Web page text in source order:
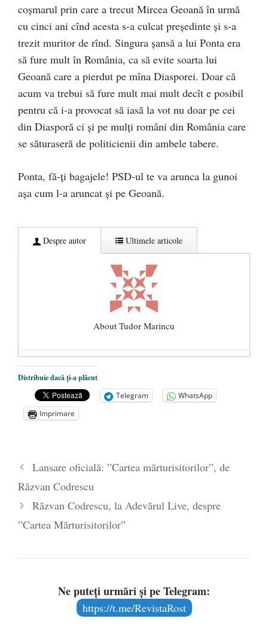
coșmarul prin care a trecut Mircea Geoană în urmă
cu cinci ani cînd acesta s-a culcat președinte și s-a
trezit muritor de rînd. Singura șansă a lui Ponta era
să fure mult în România, ca să evite soarta lui
Geoană care a pierdut pe mîna Diasporei. Doar că
acum va trebui să fure mult mai mult decît e posibil
pentru că i-a provocat să iasă la vot nu doar pe cei
din Diasporă ci și pe mulți români din România care
se săturaseră de politicienii din ambele tabere.
Ponta, fă-ți bagajele! PSD-ul te va arunca la gunoi
așa cum l-a aruncat și pe Geoană.
Despre autor Ultimele articole
About Tudor Marincu
De ce propaganda LGBT nu-și are locul în
unitățile de învățământ
- 17 iunie 2020
Anarhia din SUA e opera stângii radicale
2 iunie 2020
mai 2020
Distribuie dacă ți-a plăcut
Telegram
WhatsApp
Imprimare
Lansare oficială: ”Cartea mărturisitorilor”, de
Răzvan Codrescu
Răzvan Codrescu, la Adevărul Live, despre
”Cartea Mărturisitorilor”
Ne puteți urmări și pe Telegram:
https://t.me/RevistaRost